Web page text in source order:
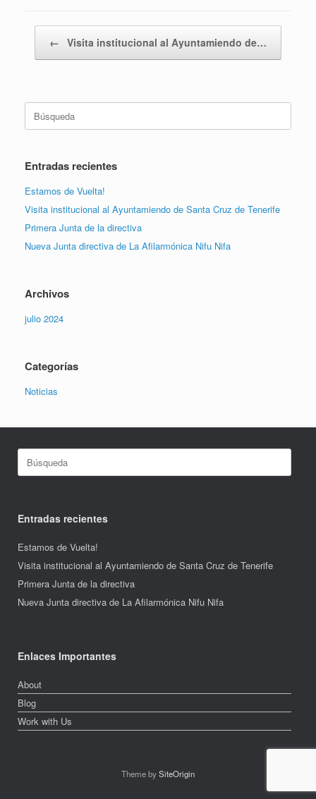
← Visita institucional al Ayuntamiendo de…
Buscar:
Entradas recientes
Estamos de Vuelta!
Visita institucional al Ayuntamiendo de Santa Cruz de Tenerife
Primera Junta de la directiva
Nueva Junta directiva de La Afilarmónica Nifu Nifa
Archivos
julio 2024
Categorías
Noticias
Buscar:
Entradas recientes
Estamos de Vuelta!
Visita institucional al Ayuntamiendo de Santa Cruz de Tenerife
Primera Junta de la directiva
Nueva Junta directiva de La Afilarmónica Nifu Nifa
Enlaces Importantes
About
Blog
Work with Us
Theme bySiteOrigin